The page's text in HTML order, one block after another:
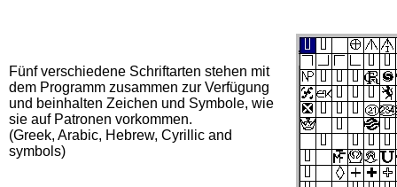
Fünf verschiedene Schriftarten stehen mit
dem Programm zusammen zur Verfügung
und beinhalten Zeichen und Symbole, wie
sie auf Patronen vorkommen.
(Greek, Arabic, Hebrew, Cyrillic and
symbols)